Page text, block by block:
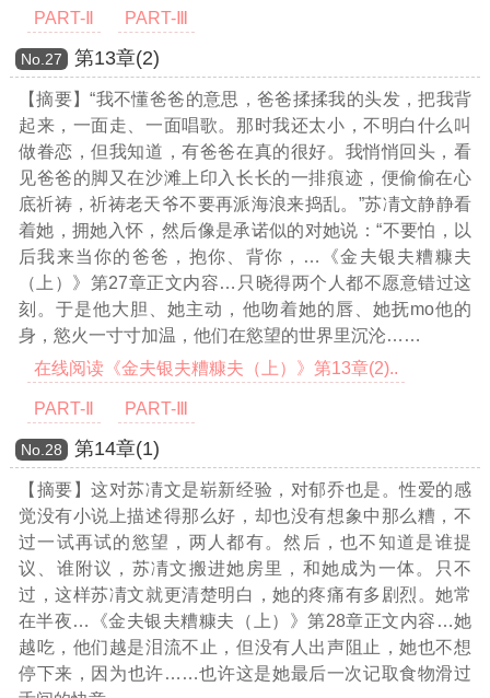
PART-Ⅱ PART-Ⅲ
Νο.27 第13章(2)
【摘要】“我不懂爸爸的意思，爸爸揉揉我的头发，把我背
起来，一面走、一面唱歌。那时我还太小，不明白什么叫
做眷恋，但我知道，有爸爸在真的很好。我悄悄回头，看
见爸爸的脚又在沙滩上印入长长的一排痕迹，便偷偷在心
底祈祷，祈祷老天爷不要再派海浪来捣乱。”苏凊文静静看
着她，拥她入怀，然后像是承诺似的对她说：“不要怕，以
后我来当你的爸爸，抱你、背你，
…《金夫银夫糟糠夫
（上）》第27章正文内容… 只晓得两个人都不愿意错过这
刻。于是他大胆、她主动，他吻着她的唇、她抚mo他的
身，慾火一寸寸加温，他们在慾望的世界里沉沦……
在线阅读《金夫银夫糟糠夫（上）》第13章(2)..
PART-Ⅱ PART-Ⅲ
Νο.28 第14章(1)
【摘要】这对苏凊文是崭新经验，对郁乔也是。性爱的感
觉没有小说上描述得那么好，却也没有想象中那么糟，不
过一试再试的慾望，两人都有。然后，也不知道是谁提
议、谁附议，苏凊文搬进她房里，和她成为一体。只不
过，这样苏凊文就更清楚明白，她的疼痛有多剧烈。她常
在半夜…《金夫银夫糟糠夫（上）》第28章正文内容…她
越吃，他们越是泪流不止，但没有人出声阻止，她也不想
停下来，因为也许……也许这是她最后一次记取食物滑过